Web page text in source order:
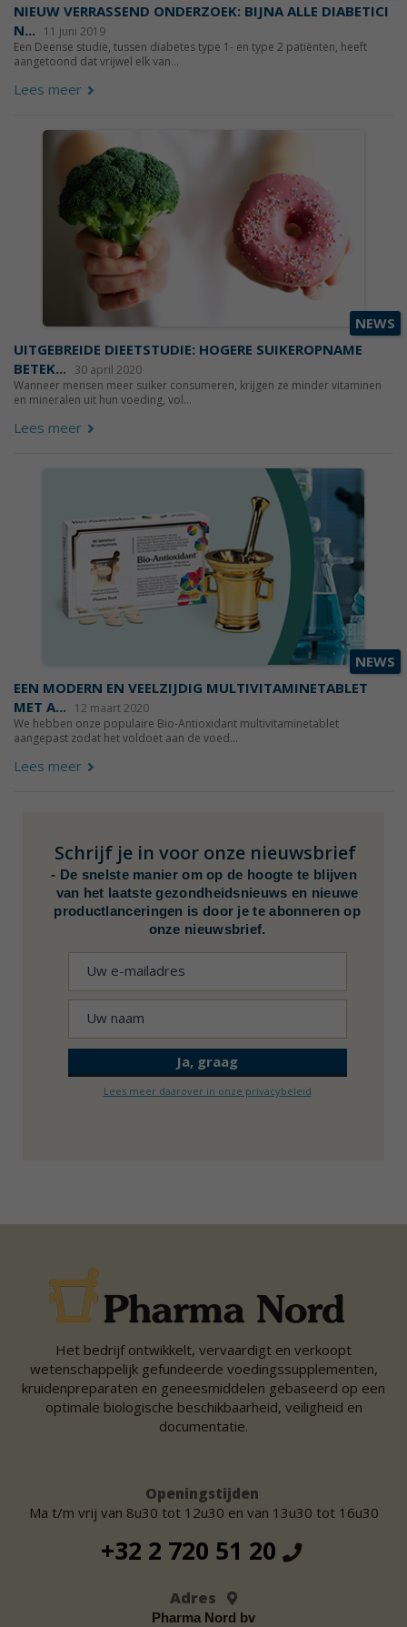
NIEUW VERRASSEND ONDERZOEK: BIJNA ALLE DIABETICI
N...
11 juni 2019
Een Deense studie, tussen diabetes type 1- en type 2 patiënten, heeft
aangetoond dat vrijwel elk van...
Lees meer
NEWS
UITGEBREIDE DIEETSTUDIE: HOGERE SUIKEROPNAME
BETEK...
30 april 2020
Wanneer mensen meer suiker consumeren, krijgen ze minder vitaminen
en mineralen uit hun voeding, vol...
Lees meer
NEWS
EEN MODERN EN VEELZIJDIG MULTIVITAMINETABLET
MET A...
12 maart 2020
We hebben onze populaire Bio-Antioxidant multivitaminetablet
aangepast zodat het voldoet aan de voed...
Lees meer
Schrijf je in voor onze nieuwsbrief
- De snelste manier om op de hoogte te blijven
van het laatste gezondheidsnieuws en nieuwe
productlanceringen is door je te abonneren op
onze nieuwsbrief.
Lees meer daarover in onze privacybeleid
Het bedrijf ontwikkelt, vervaardigt en verkoopt
wetenschappelijk gefundeerde voedingssupplementen,
kruidenpreparaten en geneesmiddelen gebaseerd op een
optimale biologische beschikbaarheid, veiligheid en
documentatie.
Openingstijden
Ma t/m vrij van 8u30 tot 12u30 en van 13u30 tot 16u30
+32 2 720 51 20
Adres
Pharma Nord bv